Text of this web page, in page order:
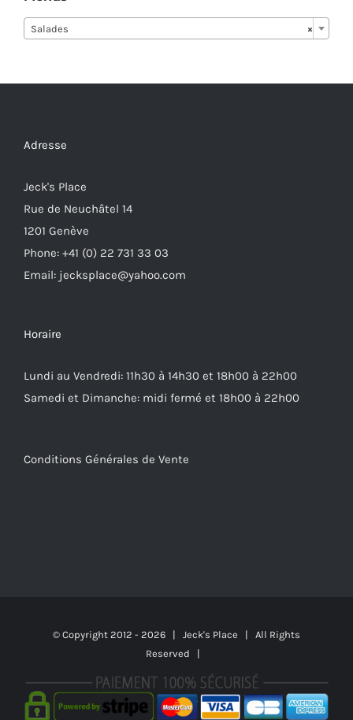
×
Salades
Adresse
Jeck's Place
Rue de Neuchâtel 14
1201 Genève
Phone: +41 (0) 22 731 33 03
Email: jecksplace@yahoo.com
Horaire
Lundi au Vendredi: 11h30 à 14h30 et 18h00 à 22h00
Samedi et Dimanche: midi fermé et 18h00 à 22h00
Conditions Générales de Vente
© Copyright 2012 - 2026 | Jeck's Place | All Rights
Reserved |